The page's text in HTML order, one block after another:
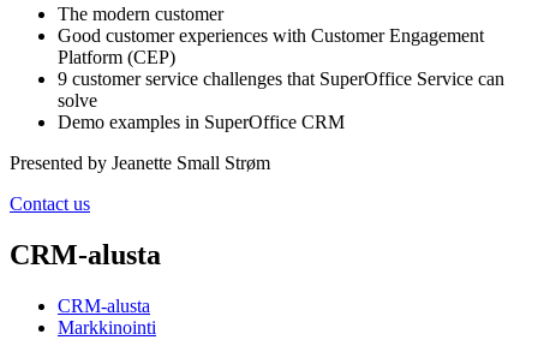
The modern customer
Good customer experiences with Customer Engagement
Platform (CEP)
9 customer service challenges that SuperOffice Service can
solve
Demo examples in SuperOffice CRM
Presented by Jeanette Small Strøm
Contact us
CRM-alusta
CRM-alusta
Markkinointi